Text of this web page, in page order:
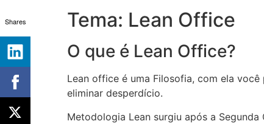
Tema: Lean Office
O que é Lean Office?
Lean office é uma Filosofia, com ela
eliminar desperdício.
Metodologia Lean surgiu após a
Shares